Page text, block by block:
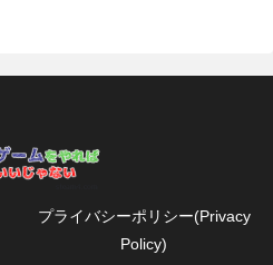
プライバシーポリシー(Privacy
Policy)